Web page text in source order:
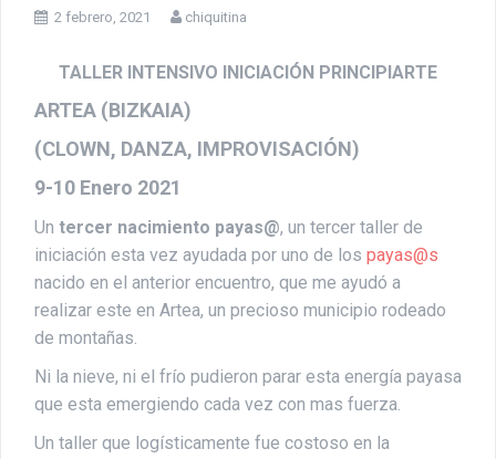
2 febrero, 2021 chiquitina
TALLER INTENSIVO INICIACIÓN PRINCIPIARTE
ARTEA (BIZKAIA)
(CLOWN, DANZA, IMPROVISACIÓN)
9-10 Enero 2021
Un tercer nacimiento payas@, un tercer taller de
iniciación esta vez ayudada por uno de los payas@s
nacido en el anterior encuentro, que me ayudó a
realizar este en Artea, un precioso municipio rodeado
de montañas.
Ni la nieve, ni el frío pudieron parar esta energía payasa
que esta emergiendo cada vez con mas fuerza.
Un taller que logísticamente fue costoso en la